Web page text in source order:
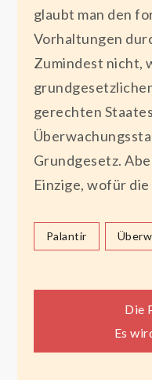
glaubt man den
Vorhaltungen
Zumindest nicht,
gerechten
Grundgesetz.
Einzige, wofür
Palantir
Die
Es